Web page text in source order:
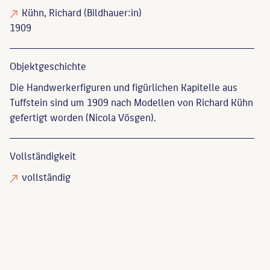
Kühn, Richard (Bildhauer:in)
1909
Objekt­geschichte
Die Handwerkerfiguren und figürlichen Kapitelle aus
Tuffstein sind um 1909 nach Modellen von Richard Kühn
gefertigt worden (Nicola Vösgen).
Vollständigkeit
vollständig